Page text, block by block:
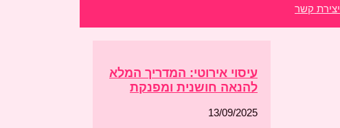
יצירת קשר
עיסוי אירוטי: המדריך המלא
להנאה חושנית ומפנקת
13/09/2025